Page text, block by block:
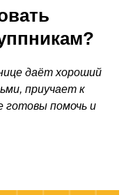
даёт хороший
приучает к
готовы помочь и